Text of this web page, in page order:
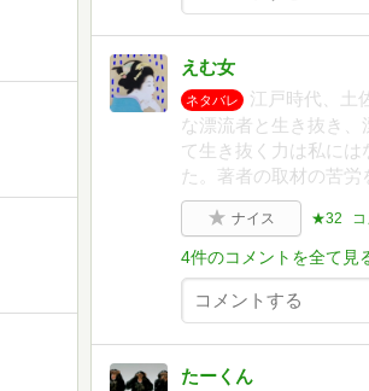
えむ女
ネタバレ
江戸時代、土
な漂流者と生き抜き、
て生き抜く力は私には
た。著者の取材の苦労
ナイス ★32
4件のコメントを全て見
たーくん